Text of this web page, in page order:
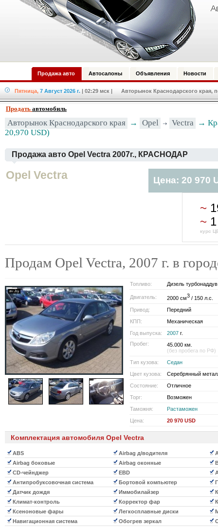
Продажа авто Автосалоны Объявления Новости
Пятница, 7 Август 2026 г. | 02:29 мск | Авторынок Краснодарского края,
Продать автомобиль
Авторынок Краснодарского края → Opel Vectra
→
20,970 USD)
Продажа авто Opel Vectra 2007г., КРАСНОДАР
Opel Vectra Цена: 20 970
~
~
курс
Продам Opel Vectra, 2007 г. в
Топливо: Дизель турбонаддув
Двигатель: 2000 см3 / 150 л.с.
Привод:
Передний
КПП:
Механическая
Год выпуска:
2007 г.
Пробег:
45.000 км.
(без пробега по РФ)
Тип кузова:
Седан
Цвет кузова:
Серебрянный
Состояние:
Отличное
Торг:
Возможен
Таможня:
Растаможен
Цена:
20 970 USD
Комплектация автомобиля Opel Vectra
ABS Airbag д/водителя
Airbag боковые
Airbag оконные
CD-чейнджер
EBD
Антипробуксовочная система
Бортовой компьютер
Датчик дождя
Иммобилайзер
Климат-контроль
Корректор фар
Ксеноновые фары
Легкосплавные диски
Навигационная система
Обогрев зеркал